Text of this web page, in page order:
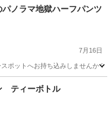
スノラマ地獄ハーフパンツ
7月16日
トへお持ち込みしませんか？
ティーボトル